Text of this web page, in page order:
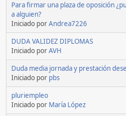
Para firmar una plaza de oposición
a alguien?
Iniciado porAndrea7226
DUDA VALIDEZ DIPLOMAS
Iniciado porAVH
Duda media jornada y prestación
Iniciado por pbs
pluriempleo
Iniciado por María López